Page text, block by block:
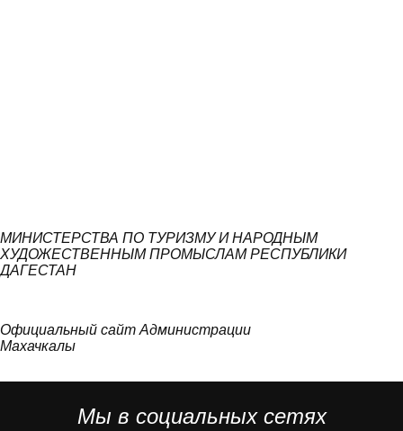
МИНИСТЕРСТВА ПО ТУРИЗМУ И НАРОДНЫМ
ХУДОЖЕСТВЕННЫМ ПРОМЫСЛАМ РЕСПУБЛИКИ
ДАГЕСТАН
Официальный сайт Администрации
Махачкалы
Мы в социальных сетях